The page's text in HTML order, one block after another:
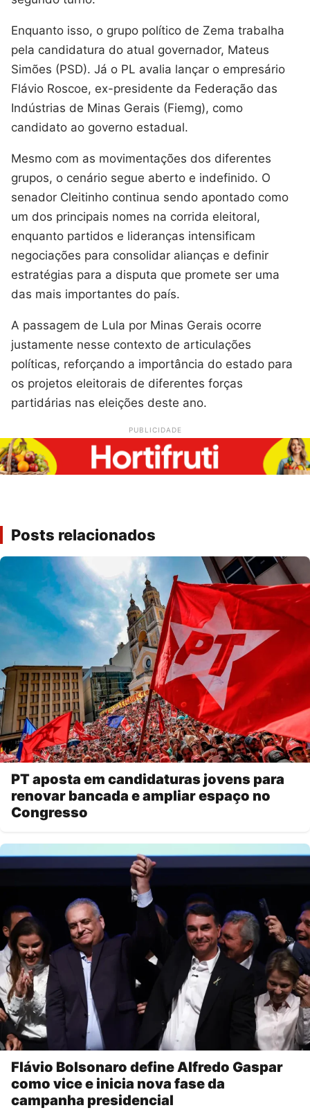
Enquanto isso, o grupo político de Zema trabalha
pela candidatura do atual governador, Mateus
Simões (PSD). Já o PL avalia lançar o empresário
Flávio Roscoe, ex-presidente da Federação das
Indústrias de Minas Gerais (Fiemg), como
candidato ao governo estadual.
Mesmo com as movimentações dos diferentes
grupos, o cenário segue aberto e indefinido. O
senador Cleitinho continua sendo apontado como
um dos principais nomes na corrida eleitoral,
enquanto partidos e lideranças intensificam
negociações para consolidar alianças e definir
estratégias para a disputa que promete ser uma
das mais importantes do país.
A passagem de Lula por Minas Gerais ocorre
justamente nesse contexto de articulações
políticas, reforçando a importância do estado para
os projetos eleitorais de diferentes forças
partidárias nas eleições deste ano.
PUBLICIDADE
Posts relacionados
PT aposta em candidaturas jovens para
renovar bancada e ampliar espaço no
Congresso
Flávio Bolsonaro define Alfredo Gaspar
como vice e inicia nova fase da
campanha presidencial